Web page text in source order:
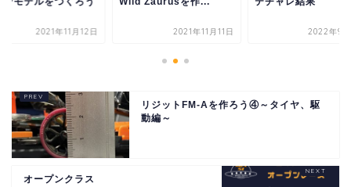
2021年11月12日 2021年11月11日 2022年9
リジットFM-Aを作ろう④～タイヤ、駆
動編～
オープンクラス